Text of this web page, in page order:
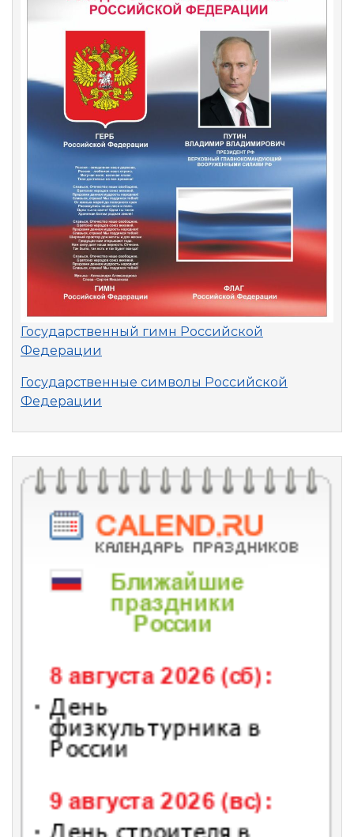
Государственный гимн Российской
Федерации
Государственные символы Российской
Федерации